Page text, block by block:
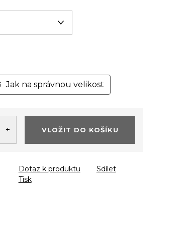
Jak na správnou velikost
VLOŽIT DO KOŠÍKU
Tisk
Dotaz k produktu Sdílet